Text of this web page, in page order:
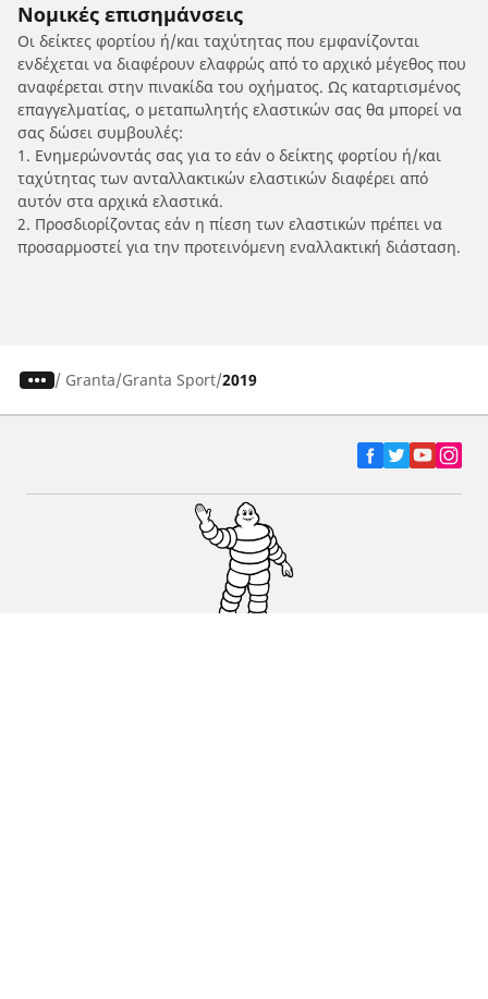
Νομικές επισημάνσεις
Οι δείκτες φορτίου ή/και ταχύτητας που εμφανίζονται
ενδέχεται να διαφέρουν ελαφρώς από το αρχικό μέγεθος που
αναφέρεται στην πινακίδα του οχήματος. Ως καταρτισμένος
επαγγελματίας, ο μεταπωλητής ελαστικών σας θα μπορεί να
σας δώσει συμβουλές:
1. Ενημερώνοντάς σας για το εάν ο δείκτης φορτίου ή/και
ταχύτητας των ανταλλακτικών ελαστικών διαφέρει από
αυτόν στα αρχικά ελαστικά.
2. Προσδιορίζοντας εάν η πίεση των ελαστικών πρέπει να
προσαρμοστεί για την προτεινόμενη εναλλακτική διάσταση.
/ Granta Granta Sport 2019